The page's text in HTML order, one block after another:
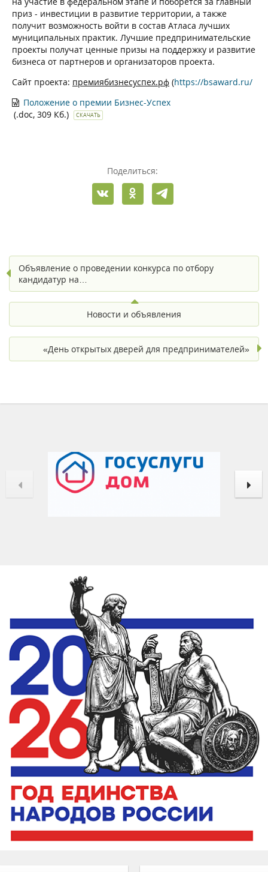
приз - инвестиции в развитие территории, а также
получит возможность войти в состав Атласа лучших
муниципальных практик. Лучшие предпринимательские
проекты получат ценные призы на поддержку и развитие
бизнеса от партнеров и организаторов проекта.
Сайт проекта: премиябизнесуспех.рф (https://bsaward.ru/
Положение о премии Бизнес-Успех
(.doc, 309 Кб.)
СКАЧАТЬ
Поделиться:
Объявление о проведении конкурса по отбору
кандидатур на…
Новости и объявления
«День открытых дверей для предпринимателей»